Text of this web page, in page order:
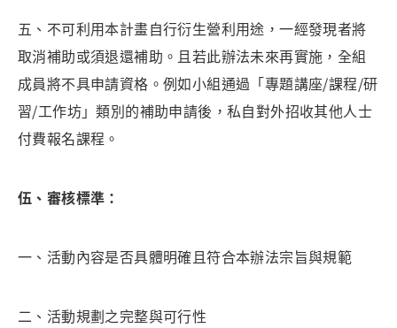
五、不可利用本計畫自行衍生營利用途，一經發現者將
取消補助或須退還補助。且若此辦法未來再實施，全組
成員將不具申請資格。例如小組通過「專題講座/課程/研
習/工作坊」類別的補助申請後，私自對外招收其他人士
付費報名課程。
伍、審核標準 ：
一、活動內容是否具體明確且符合本辦法宗旨與規範
二、活動規劃之完整與可行性